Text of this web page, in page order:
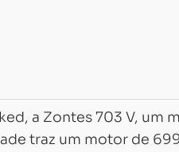
a Zontes 703 V, um
traz um motor de